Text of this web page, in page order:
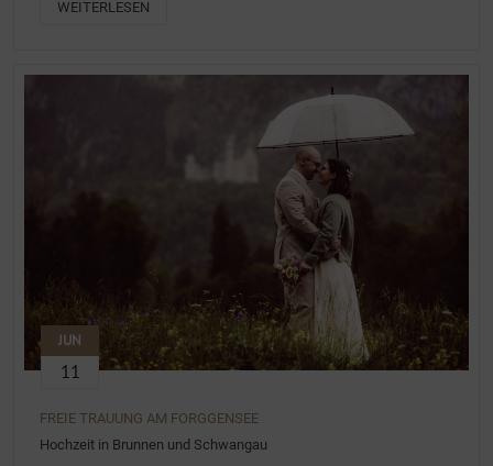
WEITERLESEN
JUN
11
FREIE TRAUUNG AM FORGGENSEE
Hochzeit in Brunnen und Schwangau